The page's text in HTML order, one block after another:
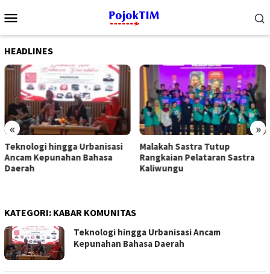
ke
Mobile
HEADLINES
« »
Malakah Sastra Tutup
Rangkaian Pelataran Sastra
Kaliwungu
Seniman Segel Hotel di TIM,
Desak Audit Jakpro
KATEGORI: KABAR KOMUNITAS
Teknologi hingga Urbanisasi Ancam
Kepunahan Bahasa Daerah